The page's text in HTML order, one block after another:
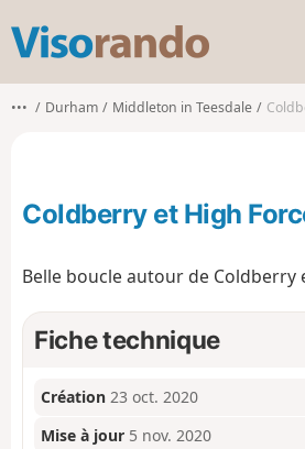
s
o
o
••• Durham Middleton in Teesdale
Coldberry et High
Belle boucle autour de Coldberry
Fiche technique
Création 23 oct. 2020
Mise à jour 5 nov. 2020